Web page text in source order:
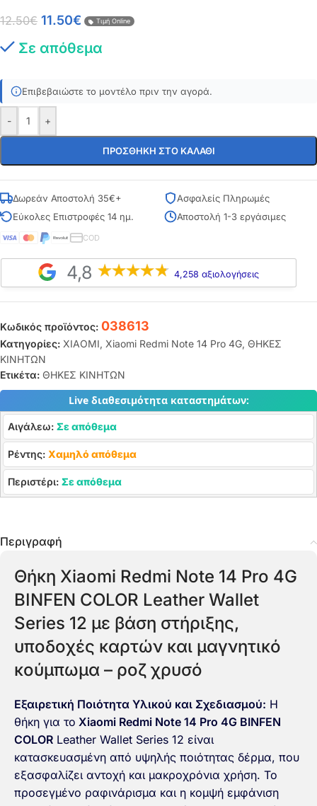
12.50€ 11.50€ Τιμή Online
Σε απόθεμα
Επιβεβαιώστε το μοντέλο πριν την αγορά.
- +
ΠΡΟΣΘΉΚΗ ΣΤΟ ΚΑΛΆΘΙ
Δωρεάν Αποστολή 35€+
Ασφαλείς Πληρωμές
Εύκολες Επιστροφές 14 ημ.
Αποστολή 1-3 εργάσιμες
COD
4,8 4,258 αξιολογήσεις
Κωδικός προϊόντος: 038613
Κατηγορίες: XIAOMI, Xiaomi Redmi Note 14 Pro 4G, ΘΗΚΕΣ
ΚΙΝΗΤΩΝ
Ετικέτα: ΘΗΚΕΣ ΚΙΝΗΤΩΝ
Live διαθεσιμότητα καταστημάτων:
Αιγάλεω: Σε απόθεμα
Ρέντης: Χαμηλό απόθεμα
Περιστέρι: Σε απόθεμα
Περιγραφή
Θήκη Xiaomi Redmi Note 14 Pro 4G
BINFEN COLOR Leather Wallet
Series 12 με βάση στήριξης,
υποδοχές καρτών και μαγνητικό
κούμπωμα – ροζ χρυσό
Εξαιρετική Ποιότητα Υλικού και Σχεδιασμού: Η
θήκη για το Xiaomi Redmi Note 14 Pro 4G BINFEN
COLOR Leather Wallet Series 12 είναι
κατασκευασμένη από υψηλής ποιότητας δέρμα, που
εξασφαλίζει αντοχή και μακροχρόνια χρήση. Το
προσεγμένο ραφινάρισμα και η κομψή εμφάνιση